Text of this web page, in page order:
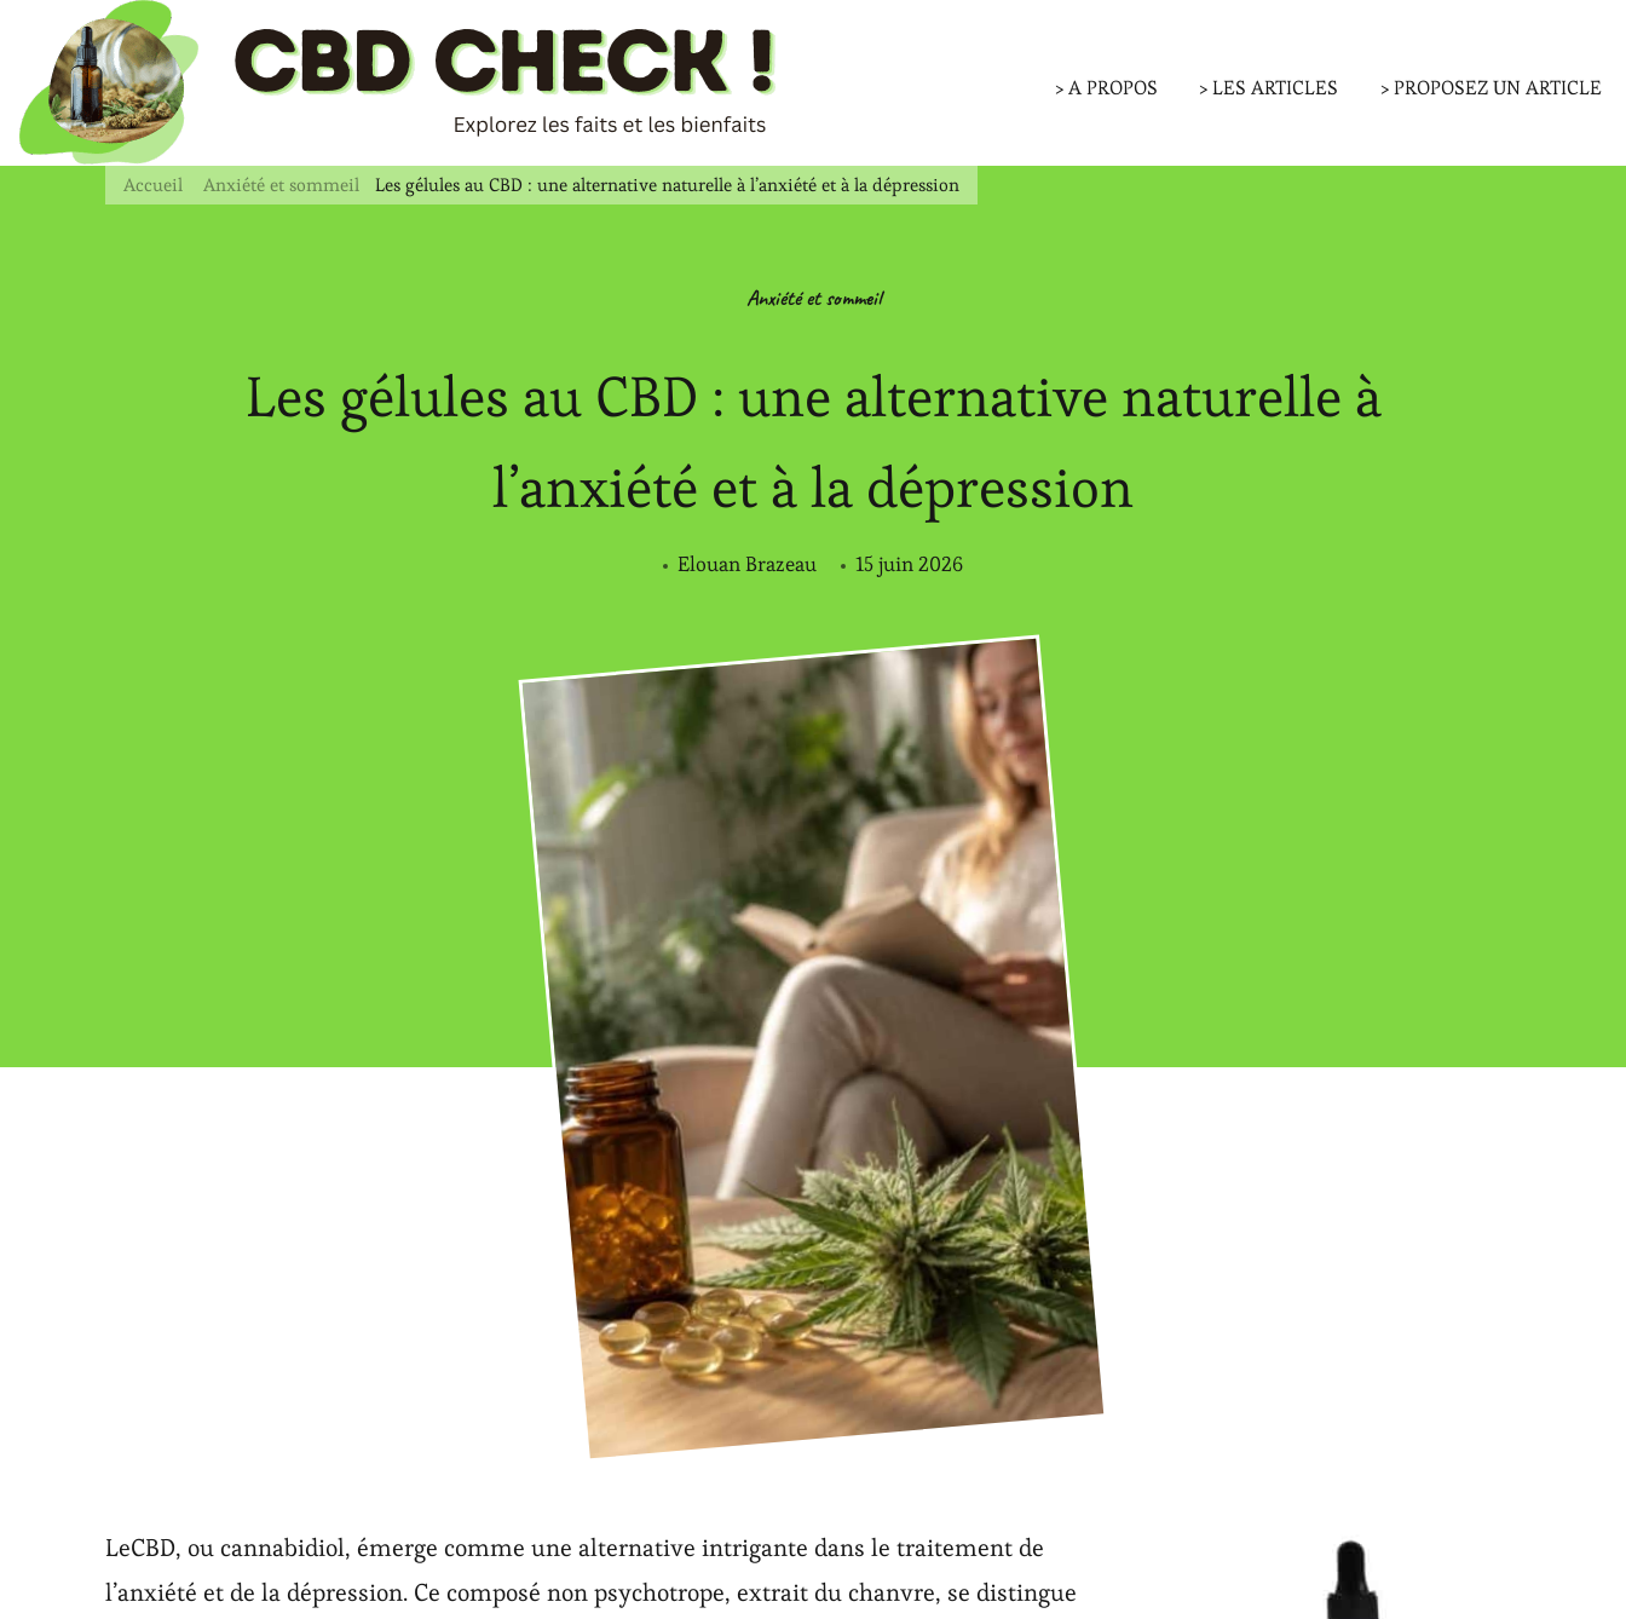
> A PROPOS > LES ARTICLES > PROPOSEZ UN ARTICLE
Accueil Anxiété et sommeil Les gélules au CBD : une alternative naturelle à l’anxiété et à la dépression
Anxiété et sommeil
Les gélules au CBD : une alternative naturelle à
l’anxiété et à la dépression
Elouan Brazeau 15 juin 2026
LeCBD, ou cannabidiol, émerge comme une alternative intrigante dans le traitement de
l’anxiété et de la dépression. Ce composé non psychotrope, extrait du chanvre, se distingue